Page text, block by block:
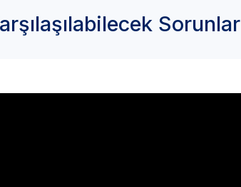
Sorunlar